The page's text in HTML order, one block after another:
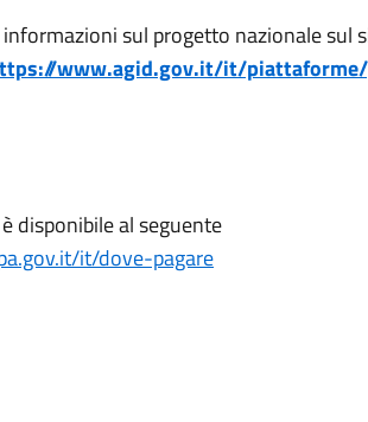
sul progetto nazionale sul
www.agid.gov.it/it/piattaforme/
disponibile al seguente
it/dove-pagare